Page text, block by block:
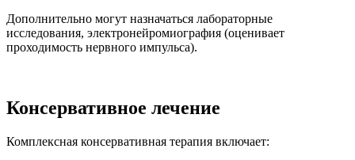
Дополнительно могут назначаться лабораторные
исследования, электронейромиография (оценивает
проходимость нервного импульса).
Консервативное лечение
Комплексная консервативная терапия включает: